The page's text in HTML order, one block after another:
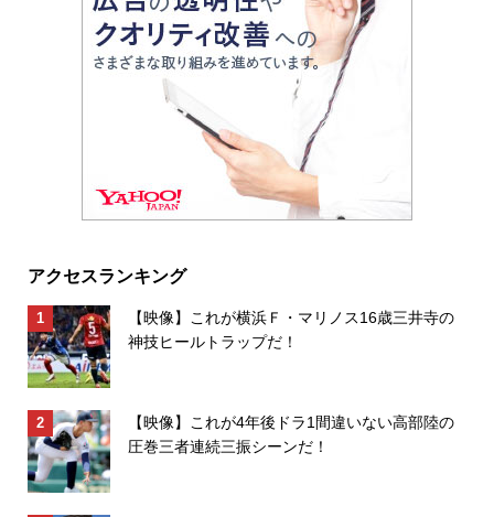
アクセスランキング
【映像】これが横浜Ｆ・マリノス16歳三井寺の
神技ヒールトラップだ！
【映像】これが4年後ドラ1間違いない高部陸の
圧巻三者連続三振シーンだ！